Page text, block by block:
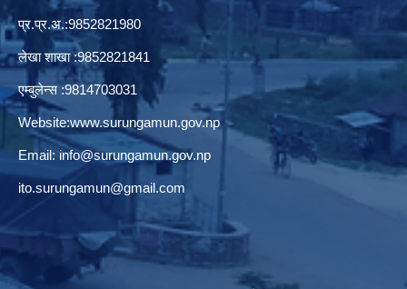
प्र.प्र.अ.:9852821980
लेखा शाखा :9852821841
एम्बुलेन्स :9814703031
Website:www.surungamun.gov.np
Email: info@surungamun.gov.np
ito.surungamun@gmail.com